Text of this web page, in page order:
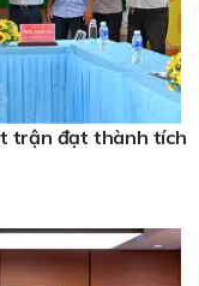
trận đạt thành tích